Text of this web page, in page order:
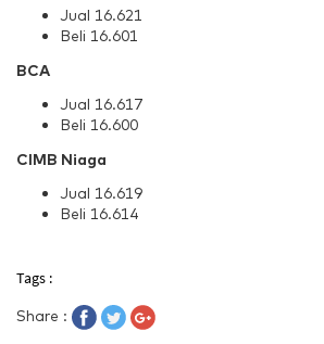
Jual 16.621
Beli 16.601
BCA
Jual 16.617
Beli 16.600
CIMB Niaga
Jual 16.619
Beli 16.614
Tags :
Share :